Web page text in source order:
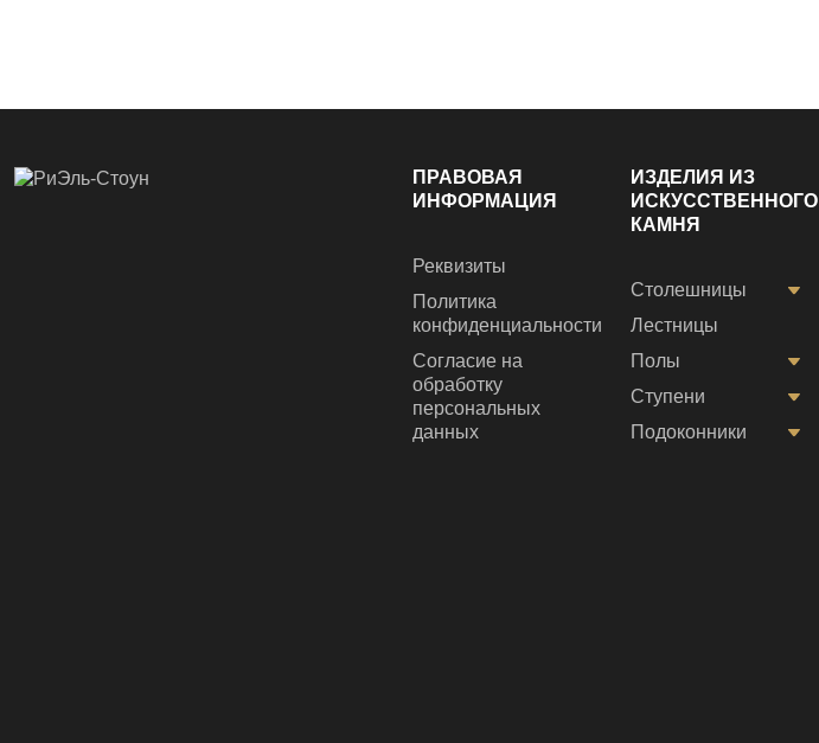
ПРАВОВАЯ
ИНФОРМАЦИЯ
Реквизиты
Политика
конфиденциальности
Согласие на
обработку
персональных
данных
ИЗДЕЛИЯ ИЗ
ИСКУССТВЕННОГО
КАМНЯ
Столешницы
Лестницы
Полы
Ступени
Подоконники